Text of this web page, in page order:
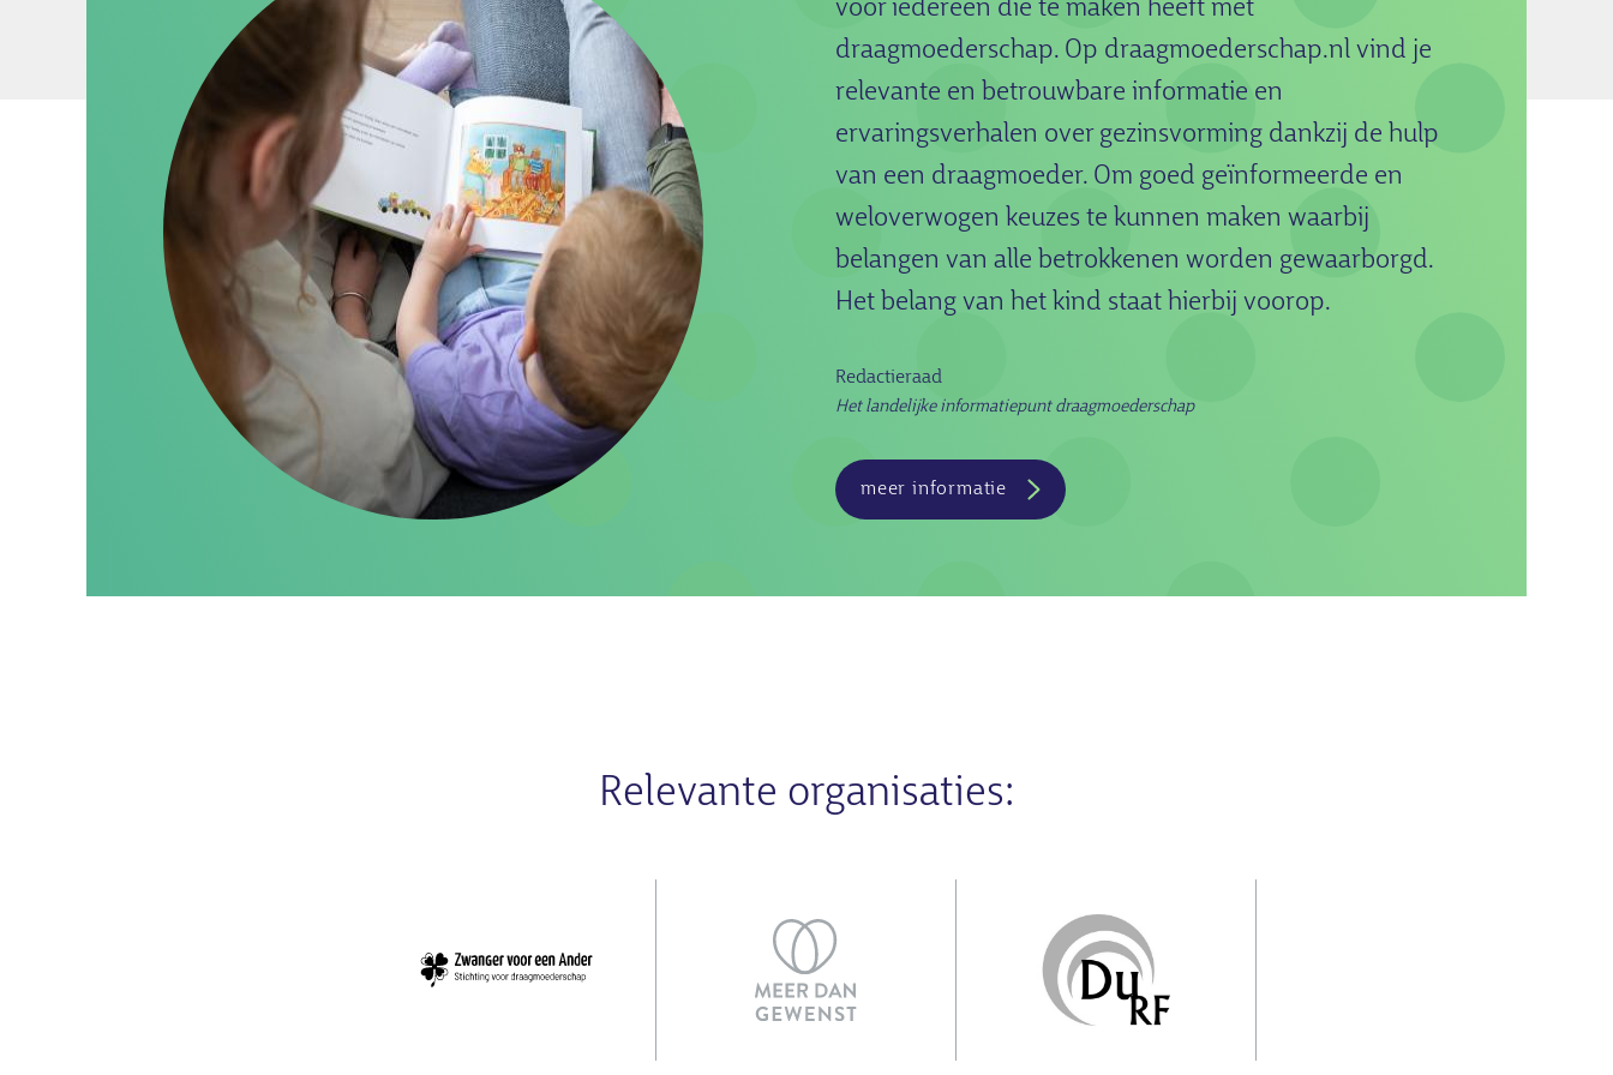
voor iedereen die te maken heeft met
draagmoederschap. Op draagmoederschap.nl vind je
relevante en betrouwbare informatie en
ervaringsverhalen over gezinsvorming dankzij de hulp
van een draagmoeder. Om goed geïnformeerde en
weloverwogen keuzes te kunnen maken waarbij
belangen van alle betrokkenen worden gewaarborgd.
Het belang van het kind staat hierbij voorop.
Redactieraad
Het landelijke informatiepunt draagmoederschap
meer informatie
Relevante organisaties: